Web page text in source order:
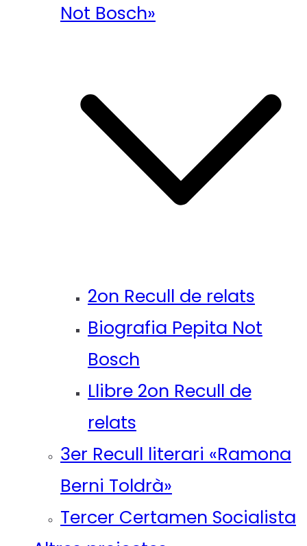
Not Bosch»
2on Recull de relats
Biografia Pepita Not
Bosch
Llibre 2on Recull de
relats
3er Recull literari «Ramona
Berni Toldrà»
Tercer Certamen Socialista